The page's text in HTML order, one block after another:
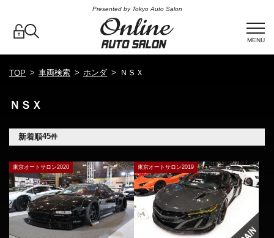
Presented by Tokyo Auto Salon
MENU
TOP 車両検索 ホンダ ＮＳＸ
ＮＳＸ
新着順45件
東京オートサロン2020 東京オートサロン2019